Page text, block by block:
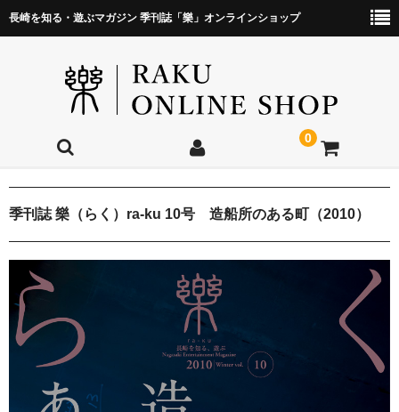
長崎を知る・遊ぶマガジン 季刊誌「樂」オンラインショップ
0
定期購読
公式サイト
お問い合わせ
季刊誌 樂（らく）ra-ku 10号 造船所のある町（2010）